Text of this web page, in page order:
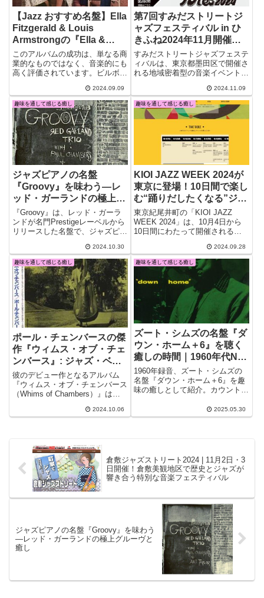
【Jazz おすすめ名盤】Ella
Fitzgerald & Louis
Armstrongの『Ella &
Louis』を徹底解説｜1956
年の奇跡のデュエット
このアルバムの成功は、単なる商
業的なものではなく、音楽的にも
高く評価されています。ビルボー
したことはもちろん、その後のジ
ャズデュエットアルバムのスタン
ダードともなりました。
2024.09.09
第7回すみだストリートジ
ャズフェスティバル in ひ
きふね2024年11月開催｜
出演者情報・ボランティア
募集
すみだストリートジャズフェステ
ィバルは、東京都墨田区で開催さ
れる地域密着型の音楽イベントで
ンルの音楽を楽しめます。2024
年11月9日と10日に行われる「第
7回すみだストリートジャズフェ
スティバル in ひきふね」は、曳
舟周辺で行われる無料のジャズフ
ェスティバルです。
2024.11.09
趣味を通して感じる癒し
ジャズピアノの名盤
『Groovy』を味わう—レ
ッド・ガーランドの極上グ
ルーヴと癒し
『Groovy』は、レッド・ガーラ
ンドが名門Prestigeレーベルから
リリースした名盤で、ジャズピア
す。このアルバムは、1956年と
1957年にニュージャージー州の
名スタジオ、ルディ・ヴァン・ゲ
ルダー・スタジオで録音されまし
た。
2024.10.30
趣味を通して感じる癒し
KIOI JAZZ WEEK 2024が
東京に登場！10日間で楽し
む“踊りだしたくなる”ジャ
ズフェス
東京紀尾井町の「KIOI JAZZ
WEEK 2024」は、10月4日から
10日間にわたって開催される注
ーマは「In the Mood ～踊りだし
たくなる音楽祭～」。
2024.09.28
趣味を通して感じる癒し
ポール・チェンバースの傑
作『ウィムス・オブ・チェ
ンバース』: ジャズ・ベー
ス革命の名盤とその魅力を
解説
彼のデビュー作となるアルバム
『ウィムス・オブ・チェンバース
（Whims of Chambers）』は、
り開く作品として評価されていま
り、同時代のアーティストたちと
共にどれだけの影響を与えたかを
物語っています。
2024.10.06
趣味を通して感じる癒し
ズート・シムズの名盤『ダ
ウン・ホーム＋6』を聴く
癒しの時間｜1960年代NY
録音のスウィンギーな傑作
を趣味として楽しむ
1960年録音、ズート・シムズの
名盤『ダウン・ホーム＋6』を趣
味の癒しとして紹介。カウント・
ィングする傑作ジャズアルバムの
魅力に迫ります。
2025.05.30
倉敷ジャズストリート2024 | 11月2日・3
日開催！倉敷美観地区で歴史とジャズが
響き合う特別な音楽フェスティバル
ジャズピアノの名盤『Groovy』を味わう
—レッド・ガーランドの極上グルーヴと
癒し